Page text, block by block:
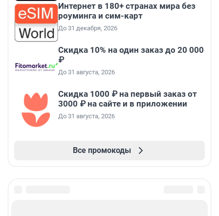
Интернет в 180+ странах мира без
роуминга и сим-карт
До 31 декабря, 2026
Скидка 10% на один заказ до 20 000
₽
До 31 августа, 2026
Скидка 1000 ₽ на первый заказ от
3000 ₽ на сайте и в приложении
До 31 августа, 2026
Все промокоды